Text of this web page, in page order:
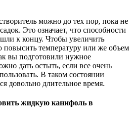
можно до тех пор, пока не
Это означает, что способности
к концу. Чтобы увеличить
температуру или же объем
вы подготовили нужное
дать остыть, если все очень
В таком состоянии
довольно длительное время.
жидкую канифоль в